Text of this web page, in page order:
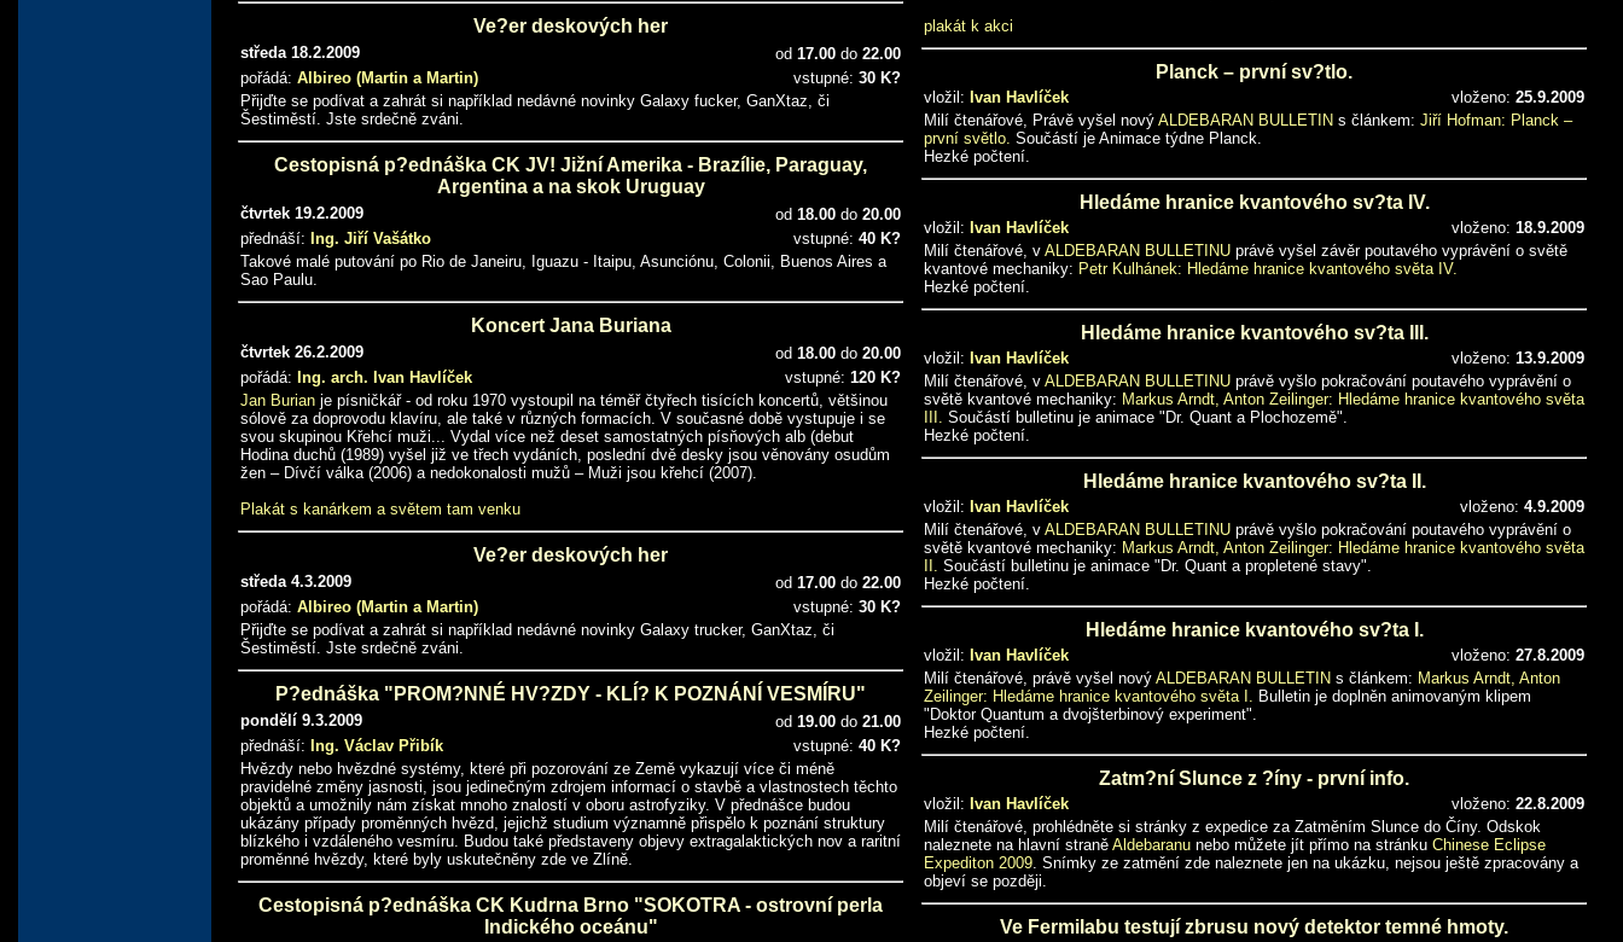
Ve?er deskových her
středa 18.2.2009 od 17.00 do 22.00
pořádá: Albireo (Martin a Martin) vstupné: 30 K?
Přijďte se podívat a zahrát si například nedávné novinky Galaxy fucker, GanXtaz, či
Šestiměstí. Jste srdečně zváni.
Cestopisná p?ednáška CK JV! Jižní Amerika - Brazílie, Paraguay,
Argentina a na skok Uruguay
čtvrtek 19.2.2009 od 18.00 do 20.00
přednáší: Ing. Jiří Vašátko vstupné: 40 K?
Takové malé putování po Rio de Janeiru, Iguazu - Itaipu, Asunciónu, Colonii, Buenos Aires a
Sao Paulu.
Koncert Jana Buriana
čtvrtek 26.2.2009 od 18.00 do 20.00
pořádá: Ing. arch. Ivan Havlíček vstupné: 120 K?
Jan Burian je písničkář - od roku 1970 vystoupil na téměř čtyřech tisících koncertů, většinou
sólově za doprovodu klavíru, ale také v různých formacích. V současné době vystupuje i se
svou skupinou Křehcí muži... Vydal více než deset samostatných písňových alb (debut
Hodina duchů (1989) vyšel již ve třech vydáních, poslední dvě desky jsou věnovány osudům
žen – Dívčí válka (2006) a nedokonalosti mužů – Muži jsou křehcí (2007).
Plakát s kanárkem a světem tam venku
Ve?er deskových her
středa 4.3.2009 od 17.00 do 22.00
pořádá: Albireo (Martin a Martin) vstupné: 30 K?
Přijďte se podívat a zahrát si například nedávné novinky Galaxy trucker, GanXtaz, či
Šestiměstí. Jste srdečně zváni.
P?ednáška "PROM?NNÉ HV?ZDY - KLÍ? K POZNÁNÍ VESMÍRU"
pondělí 9.3.2009 od 19.00 do 21.00
přednáší: Ing. Václav Přibík vstupné: 40 K?
Hvězdy nebo hvězdné systémy, které při pozorování ze Země vykazují více či méně
pravidelné změny jasnosti, jsou jedinečným zdrojem informací o stavbě a vlastnostech těchto
objektů a umožnily nám získat mnoho znalostí v oboru astrofyziky. V přednášce budou
ukázány případy proměnných hvězd, jejichž studium významně přispělo k poznání struktury
blízkého i vzdáleného vesmíru. Budou také představeny objevy extragalaktických nov a raritní
proměnné hvězdy, které byly uskutečněny zde ve Zlíně.
Cestopisná p?ednáška CK Kudrna Brno "SOKOTRA - ostrovní perla
Indického oceánu"
plakát k akci
Planck – první sv?tlo.
vložil: Ivan Havlíček vloženo: 25.9.2009
Milí čtenářové, Právě vyšel nový ALDEBARAN BULLETIN s článkem: Jiří Hofman: Planck –
první světlo. Součástí je Animace týdne Planck.
Hezké počtení.
Hledáme hranice kvantového sv?ta IV.
vložil: Ivan Havlíček vloženo: 18.9.2009
Milí čtenářové, v ALDEBARAN BULLETINU právě vyšel závěr poutavého vyprávění o světě
kvantové mechaniky: Petr Kulhánek: Hledáme hranice kvantového světa IV.
Hezké počtení.
Hledáme hranice kvantového sv?ta III.
vložil: Ivan Havlíček vloženo: 13.9.2009
Milí čtenářové, v ALDEBARAN BULLETINU právě vyšlo pokračování poutavého vyprávění o
světě kvantové mechaniky: Markus Arndt, Anton Zeilinger: Hledáme hranice kvantového světa
III. Součástí bulletinu je animace "Dr. Quant a Plochozemě".
Hezké počtení.
Hledáme hranice kvantového sv?ta II.
vložil: Ivan Havlíček vloženo: 4.9.2009
Milí čtenářové, v ALDEBARAN BULLETINU právě vyšlo pokračování poutavého vyprávění o
světě kvantové mechaniky: Markus Arndt, Anton Zeilinger: Hledáme hranice kvantového světa
II. Součástí bulletinu je animace "Dr. Quant a propletené stavy".
Hezké počtení.
Hledáme hranice kvantového sv?ta I.
vložil: Ivan Havlíček vloženo: 27.8.2009
Milí čtenářové, právě vyšel nový ALDEBARAN BULLETIN s článkem: Markus Arndt, Anton
Zeilinger: Hledáme hranice kvantového světa I.
Bulletin je doplněn animovaným klipem
"Doktor Quantum a dvojšterbinový experiment".
Hezké počtení.
Zatm?ní Slunce z ?íny - první info.
vložil: Ivan Havlíček vloženo: 22.8.2009
Milí čtenářové, prohlédněte si stránky z expedice za Zatměním Slunce do Číny. Odskok
naleznete na hlavní straně Aldebaranu nebo můžete jít přímo na stránku Chinese Eclipse
Expediton 2009 . Snímky ze zatmění zde naleznete jen na ukázku, nejsou ještě zpracovány a
objeví se později.
Ve Fermilabu testují zbrusu nový detektor temné hmoty.